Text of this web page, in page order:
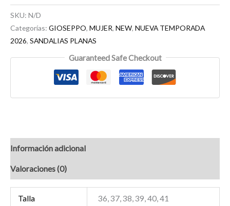
SKU: N/D
Categorías: GIOSEPPO, MUJER, NEW, NUEVA TEMPORADA
2026, SANDALIAS PLANAS
Guaranteed Safe Checkout
Información adicional
Valoraciones (0)
Talla 36, 37, 38, 39, 40, 41